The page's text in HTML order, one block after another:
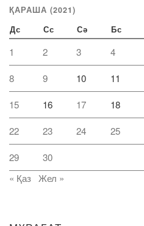
ҚАРАША (2021)
Дс Сс Сә Бс
1 2 3 4
8 9 10 11
15 16 17 18
22 23 24 25
29
30
« Қаз
Жел »